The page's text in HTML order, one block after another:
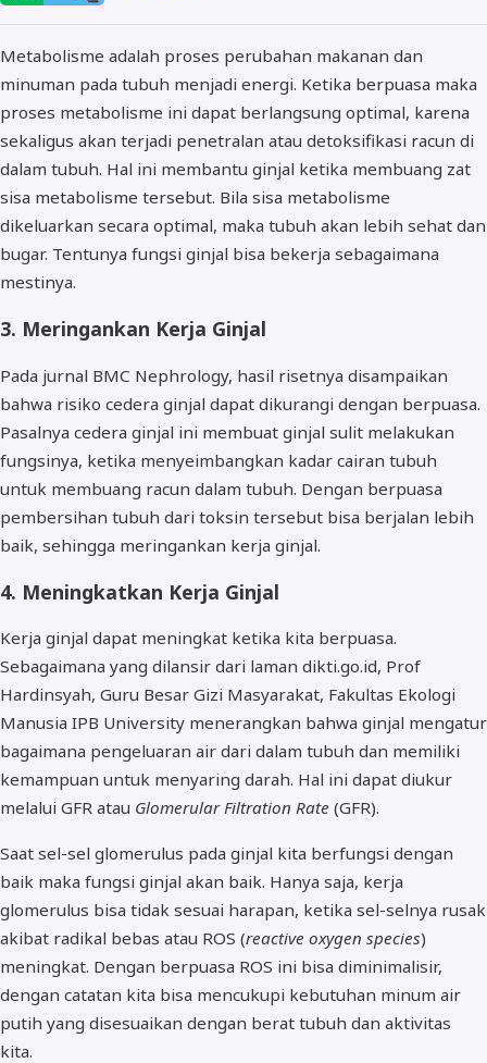
Metabolisme adalah proses perubahan makanan dan
minuman pada tubuh menjadi energi. Ketika berpuasa maka
proses metabolisme ini dapat berlangsung optimal, karena
sekaligus akan terjadi penetralan atau detoksifikasi racun di
dalam tubuh. Hal ini membantu ginjal ketika membuang zat
sisa metabolisme tersebut. Bila sisa metabolisme
dikeluarkan secara optimal, maka tubuh akan lebih sehat dan
bugar. Tentunya fungsi ginjal bisa bekerja sebagaimana
mestinya.
3. Meringankan Kerja Ginjal
Pada jurnal BMC Nephrology, hasil risetnya disampaikan
bahwa risiko cedera ginjal dapat dikurangi dengan berpuasa.
Pasalnya cedera ginjal ini membuat ginjal sulit melakukan
fungsinya, ketika menyeimbangkan kadar cairan tubuh
untuk membuang racun dalam tubuh. Dengan berpuasa
pembersihan tubuh dari toksin tersebut bisa berjalan lebih
baik, sehingga meringankan kerja ginjal.
4. Meningkatkan Kerja Ginjal
Kerja ginjal dapat meningkat ketika kita berpuasa.
Sebagaimana yang dilansir dari laman dikti.go.id, Prof
Hardinsyah, Guru Besar Gizi Masyarakat, Fakultas Ekologi
Manusia IPB University menerangkan bahwa ginjal mengatur
bagaimana pengeluaran air dari dalam tubuh dan memiliki
kemampuan untuk menyaring darah. Hal ini dapat diukur
melalui GFR atau Glomerular Filtration Rate (GFR).
Saat sel-sel glomerulus pada ginjal kita berfungsi dengan
baik maka fungsi ginjal akan baik. Hanya saja, kerja
glomerulus bisa tidak sesuai harapan, ketika sel-selnya rusak
akibat radikal bebas atau ROS (reactive oxygen species)
meningkat. Dengan berpuasa ROS ini bisa diminimalisir,
dengan catatan kita bisa mencukupi kebutuhan minum air
putih yang disesuaikan dengan berat tubuh dan aktivitas
kita.